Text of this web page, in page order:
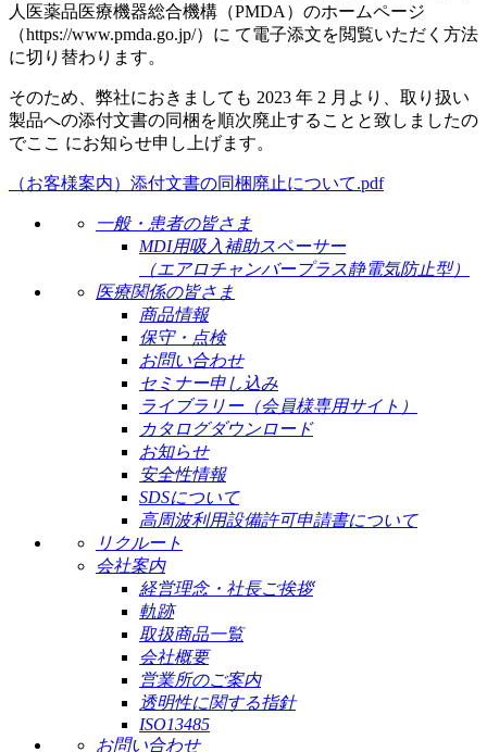
人医薬品医療機器総合機構（PMDA）のホームページ
（https://www.pmda.go.jp/）に て電子添文を閲覧いただく方法
に切り替わります。
そのため、弊社におきましても 2023 年 2 月より、取り扱い
製品への添付文書の同梱を順次廃止することと致しましたの
でここ にお知らせ申し上げます。
（お客様案内）添付文書の同梱廃止について.pdf
一般・患者の皆さま
MDI用吸入補助スペーサー
（エアロチャンバープラス静電気防止型）
医療関係の皆さま
商品情報
保守・点検
お問い合わせ
セミナー申し込み
ライブラリー（会員様専用サイト）
カタログダウンロード
お知らせ
安全性情報
SDSについて
高周波利用設備許可申請書について
リクルート
会社案内
経営理念・社長ご挨拶
軌跡
取扱商品一覧
会社概要
営業所のご案内
透明性に関する指針
ISO13485
お問い合わせ